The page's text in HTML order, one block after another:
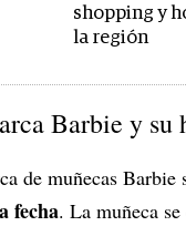
shopping y
la región
Barbie y su
de muñecas Barbie
fecha. La muñeca